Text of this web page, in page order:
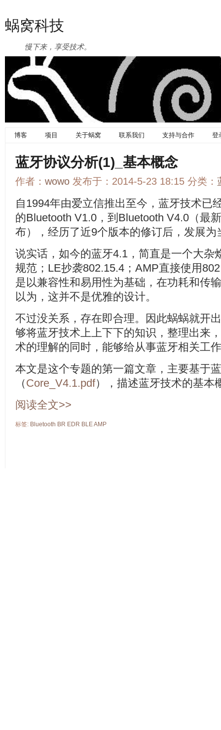
蜗窝科技
慢下来，享受技术。
博客 项目 关于蜗窝 联系我们 支持与合作 登
蓝牙协议分析(1)_基本概念
作者： wowo 发布于：2014-5-23 18:15 分类：
自1994年由爱立信推出至今，蓝牙技术已
的Bluetooth V1.0，到Bluetooth V4.0（最
布），经历了近9个版本的修订后，发展为
说实话，如今的蓝牙4.1，简直是一个大杂
规范；LE抄袭802.15.4；AMP直接使用
是以兼容性和易用性为基础，在功耗和传
以为，这并不是优雅的设计。
不过没关系，存在即合理。因此蜗蜗就开
够将蓝牙技术上上下下的知识，整理出来
术的理解的同时，能够给从事蓝牙相关工
本文是这个专题的第一篇文章，主要基于
（Core_V4.1.pdf），描述蓝牙技术的基本
阅读全文>>
标签: Bluetooth BR EDR BLEAMP